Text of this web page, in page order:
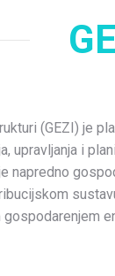
(GEZI) je
upravljanja i